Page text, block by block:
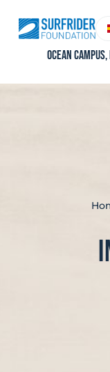
content
un
Ocean